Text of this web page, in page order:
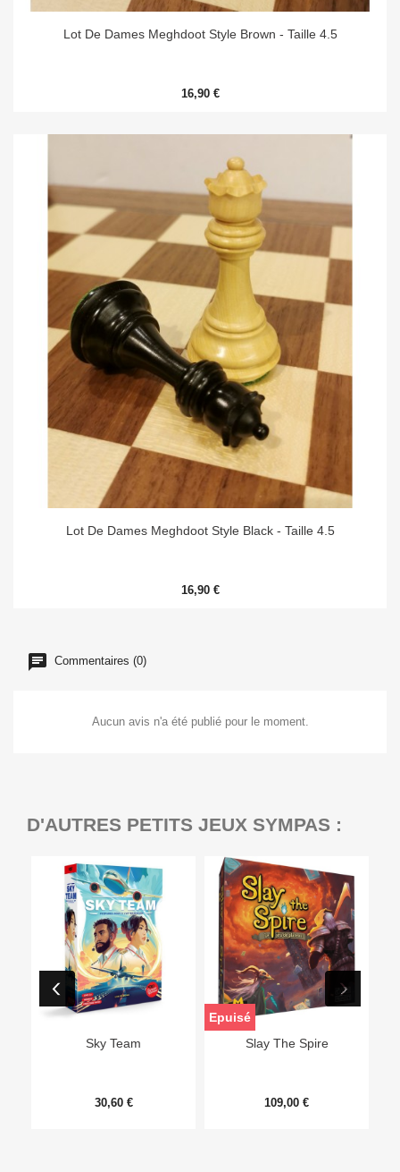
Lot De Dames Meghdoot Style Brown - Taille 4.5
16,90 €
Lot De Dames Meghdoot Style Black - Taille 4.5
16,90 €
Commentaires (0)
Aucun avis n'a été publié pour le moment.
D'AUTRES PETITS JEUX SYMPAS :
Sky Team
30,60 €
Slay The Spire
109,00 €
Epuisé